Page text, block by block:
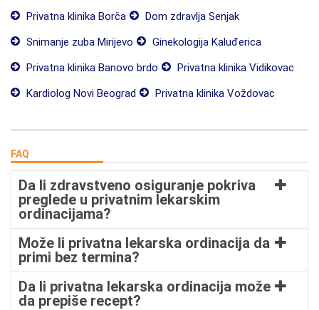
Privatna klinika Borča
Dom zdravlja Senjak
Snimanje zuba Mirijevo
Ginekologija Kaluđerica
Privatna klinika Banovo brdo
Privatna klinika Vidikovac
Kardiolog Novi Beograd
Privatna klinika Voždovac
FAQ
Da li zdravstveno osiguranje pokriva
preglede u privatnim lekarskim
ordinacijama?
Može li privatna lekarska ordinacija da
primi bez termina?
Da li privatna lekarska ordinacija može
da prepiše recept?